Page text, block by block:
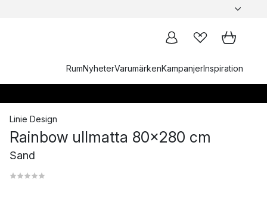
RumNyheterVarumärkenKampanjerInspiration
Linie Design
Rainbow ullmatta 80x280 cm
Sand